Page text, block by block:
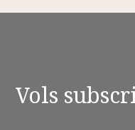
Vols